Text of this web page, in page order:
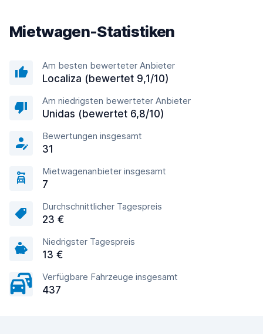
Mietwagen-Statistiken
Am besten bewerteter Anbieter
Localiza (bewertet 9,1/10)
Am niedrigsten bewerteter Anbieter
Unidas (bewertet 6,8/10)
Bewertungen insgesamt
31
Mietwagenanbieter insgesamt
7
Durchschnittlicher Tagespreis
23 €
Niedrigster Tagespreis
13 €
Verfügbare Fahrzeuge insgesamt
437